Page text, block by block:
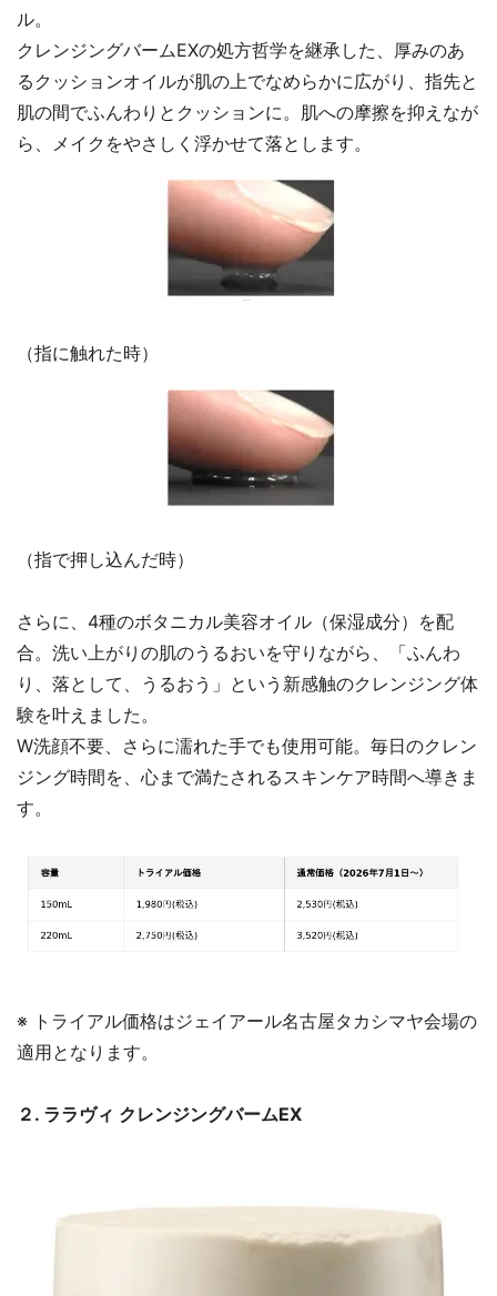
ル。
クレンジングバームEXの処方哲学を継承した、厚みのあ
るクッションオイルが肌の上でなめらかに広がり、指先と
肌の間でふんわりとクッションに。肌への摩擦を抑えなが
ら、メイクをやさしく浮かせて落とします。
（指に触れた時）
（指で押し込んだ時）
さらに、4種のボタニカル美容オイル（保湿成分）を配
合。洗い上がりの肌のうるおいを守りながら、「ふんわ
り、落として、うるおう」という新感触のクレンジング体
験を叶えました。
W洗顔不要、さらに濡れた手でも使用可能。毎日のクレン
ジング時間を、心まで満たされるスキンケア時間へ導きま
す。
※ トライアル価格はジェイアール名古屋タカシマヤ会場の
適用となります。
２. ララヴィ クレンジングバームEX